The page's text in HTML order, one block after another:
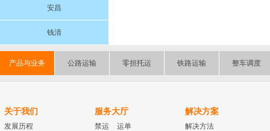
安昌
钱清
产品与业务 公路运输 零担托运 铁路运输 整车调度
关于我们
发展历程
服务大厅
禁运
运单
解决方案
解决方法